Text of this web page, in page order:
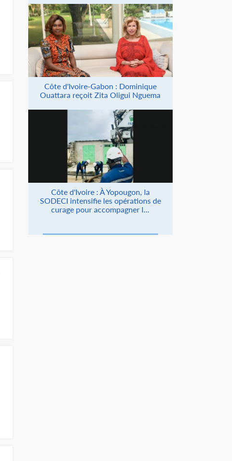
Côte d'Ivoire-Gabon : Dominique
Ouattara reçoit Zita Oligui Nguema
Côte d'Ivoire : À Yopougon, la
SODECI intensifie les opérations de
curage pour accompagner l...